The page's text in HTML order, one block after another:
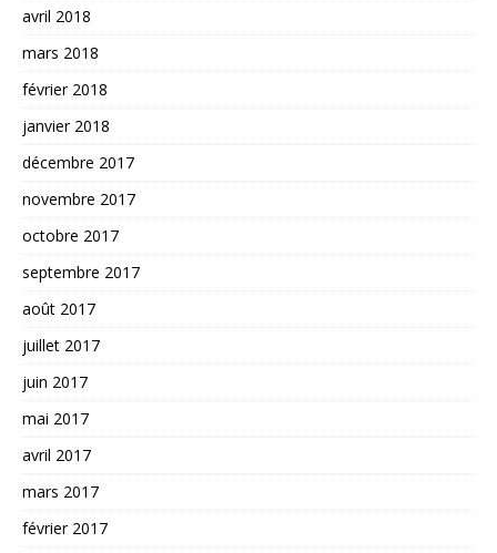
avril 2018
mars 2018
février 2018
janvier 2018
décembre 2017
novembre 2017
octobre 2017
septembre 2017
août 2017
juillet 2017
juin 2017
mai 2017
avril 2017
mars 2017
février 2017